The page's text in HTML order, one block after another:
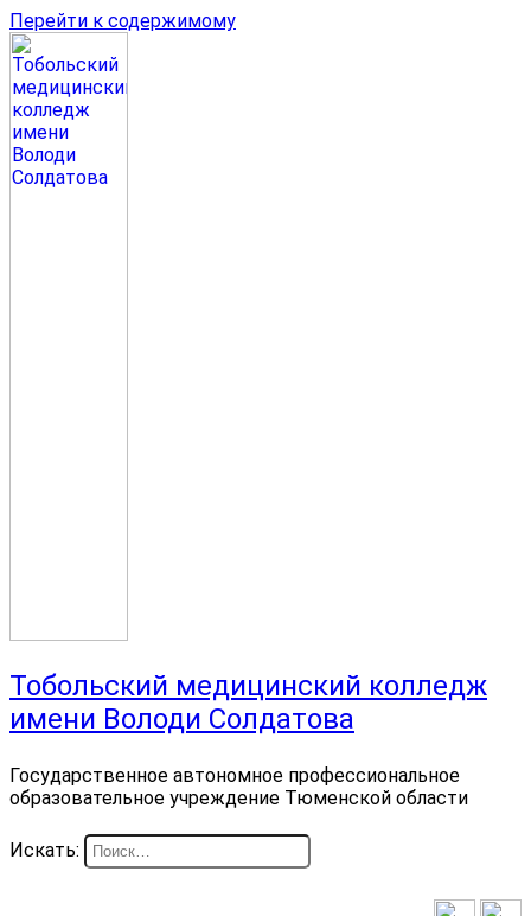
Перейти к содержимому
Тобольский медицинский колледж
имени Володи Солдатова
Государственное автономное профессиональное
образовательное учреждение Тюменской области
Искать: